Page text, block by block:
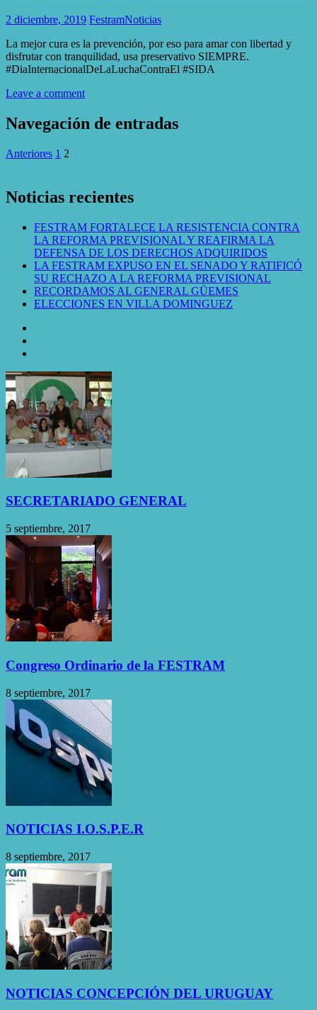
2 diciembre, 2019 FestramNoticias
La mejor cura es la prevención, por eso para amar con libertad y
disfrutar con tranquilidad, usa preservativo SIEMPRE.
#DiaInternacionalDeLaLuchaContraEl #SIDA
Leave a comment
Navegación de entradas
Anteriores 1 2
Noticias recientes
FESTRAM FORTALECE LA RESISTENCIA CONTRA
LA REFORMA PREVISIONAL Y REAFIRMA LA
DEFENSA DE LOS DERECHOS ADQUIRIDOS
LA FESTRAM EXPUSO EN EL SENADO Y RATIFICÓ
SU RECHAZO A LA REFORMA PREVISIONAL
RECORDAMOS AL GENERAL GÜEMES
ELECCIONES EN VILLA DOMINGUEZ
SECRETARIADO GENERAL
5 septiembre, 2017
Congreso Ordinario de la FESTRAM
8 septiembre, 2017
NOTICIAS I.O.S.P.E.R
8 septiembre, 2017
NOTICIAS CONCEPCIÓN DEL URUGUAY